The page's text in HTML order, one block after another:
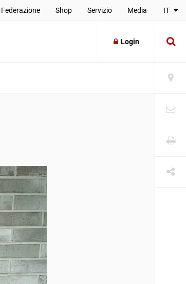
Federazione Shop Servizio Media IT
Login